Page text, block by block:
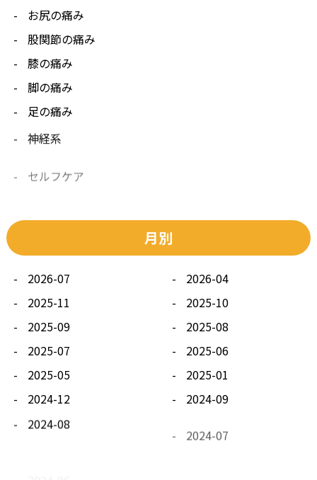
お尻の痛み
股関節の痛み
膝の痛み
脚の痛み
足の痛み
神経系
その他
月別
2026-07
2026-04
2025-11
2025-10
2025-09
2025-08
2025-07
2025-06
2025-05
2025-01
2024-12
2024-09
2024-08